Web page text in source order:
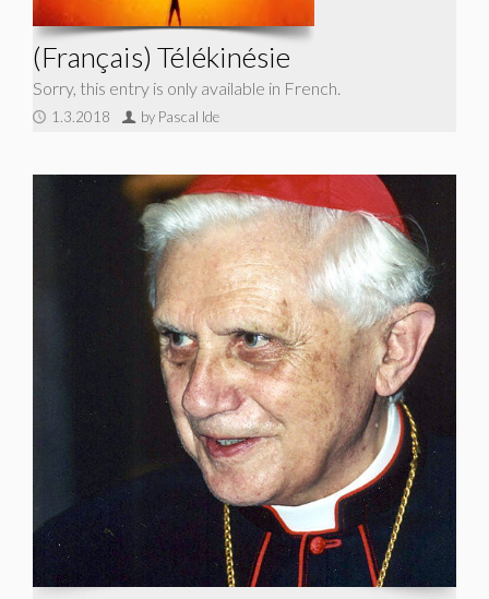
(Français) Télékinésie
Sorry, this entry is only available in French.
1.3.2018 by Pascal Ide